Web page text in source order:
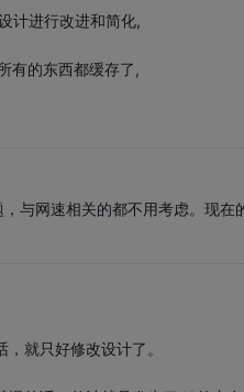
计进行改进和简化,
有的东西都缓存了,
与网速相关的都不用考虑。现在
就只好修改设计了。